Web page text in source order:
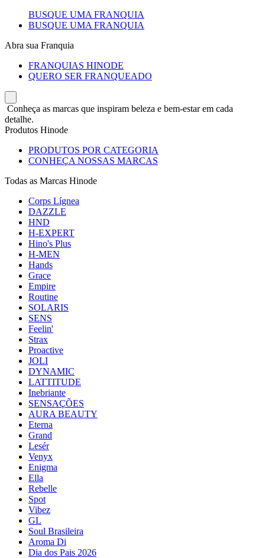
BUSQUE UMA FRANQUIA
BUSQUE UMA FRANQUIA
Abra sua Franquia
FRANQUIAS HINODE
QUERO SER FRANQUEADO
Conheça as marcas que inspiram beleza e bem-estar em cada
detalhe.
Produtos Hinode
PRODUTOS POR CATEGORIA
CONHEÇA NOSSAS MARCAS
Todas as Marcas Hinode
Corps Lígnea
DAZZLE
HND
H-EXPERT
Hino's Plus
H-MEN
Hands
Grace
Empire
Routine
SOLARIS
SENS
Feelin'
Strax
Proactive
JOLI
DYNAMIC
LATTITUDE
Inebriante
SENSAÇÕES
AURA BEAUTY
Eterna
Grand
Lesér
Venyx
Enigma
Ella
Rebelle
Spot
Vibez
GL
Soul Brasileira
Aroma Di
Dia dos Pais 2026